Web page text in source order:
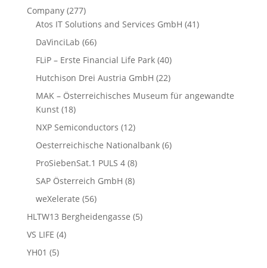
Company(277)
Atos IT Solutions and Services GmbH (41)
DaVinciLab (66)
FLiP – Erste Financial Life Park(40)
Hutchison Drei Austria GmbH (22)
MAK – Österreichisches Museum für angewandte
Kunst(18)
NXP Semiconductors (12)
Oesterreichische Nationalbank(6)
ProSiebenSat.1 PULS 4(8)
SAP Österreich GmbH (8)
weXelerate (56)
HLTW13 Bergheidengasse (5)
VS LIFE (4)
YH01 (5)